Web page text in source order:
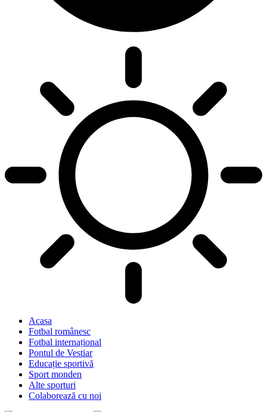
Acasa
Fotbal românesc
Fotbal internațional
Pontul de Vestiar
Educație sportivă
Sport monden
Alte sporturi
Colaborează cu noi